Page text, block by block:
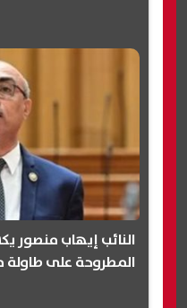
النائب إيهاب منصور
المطروحة على طاولة